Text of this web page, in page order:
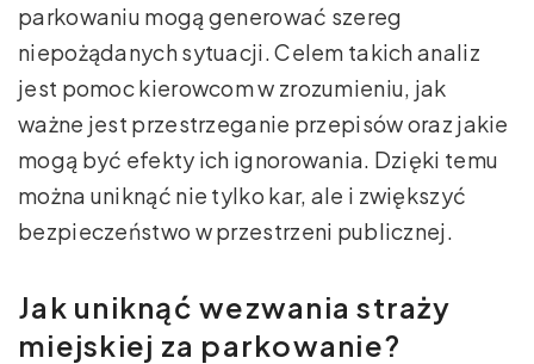
parkowaniu mogą generować szereg
niepożądanych sytuacji. Celem takich analiz
jest pomoc kierowcom w zrozumieniu, jak
ważne jest przestrzeganie przepisów oraz jakie
mogą być efekty ich ignorowania. Dzięki temu
można uniknąć nie tylko kar, ale i zwiększyć
bezpieczeństwo w przestrzeni publicznej.
Jak uniknąć wezwania straży
miejskiej za parkowanie?